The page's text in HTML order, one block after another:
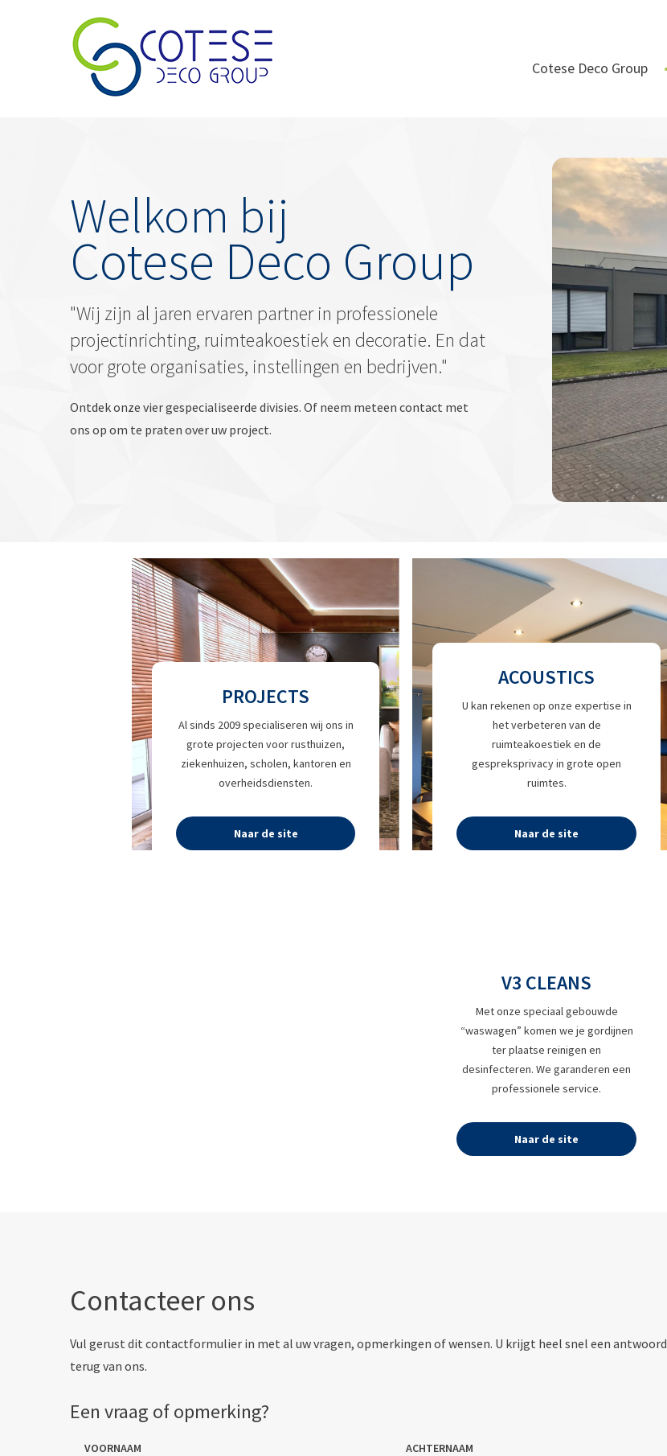
Cotese Deco Group
Welkom bij
Cotese Deco Group
"Wij zijn al jaren ervaren partner in professionele
projectinrichting, ruimteakoestiek en decoratie. En dat
voor grote organisaties, instellingen en bedrijven."
Ontdek onze vier gespecialiseerde divisies. Of neem meteen contact met
ons op om te praten over uw project.
PROJECTS
Al sinds 2009 specialiseren wij ons in
grote projecten voor rusthuizen,
ziekenhuizen, scholen, kantoren en
overheidsdiensten.
Naar de site
ACOUSTICS
U kan rekenen op onze expertise in
het verbeteren van de
ruimteakoestiek en de
gespreksprivacy in grote open
ruimtes.
Naar de site
V3 CLEANS
Met onze speciaal gebouwde
“waswagen” komen we je gordijnen
ter plaatse reinigen en
desinfecteren. We garanderen een
professionele service.
Naar de site
Contacteer ons
Vul gerust dit contactformulier in met al uw vragen, opmerkingen of wensen. U krijgt heel snel een antwoord
terug van ons.
Een vraag of opmerking?
VOORNAAM ACHTERNAAM